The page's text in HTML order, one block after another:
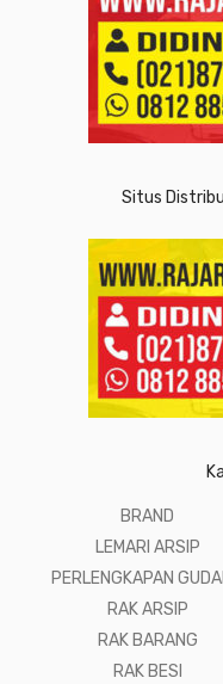
Situs
BRAND
LEMARI ARSIP
PERLENGKAPAN
RAK ARSIP
RAK BARANG
RAK BESI